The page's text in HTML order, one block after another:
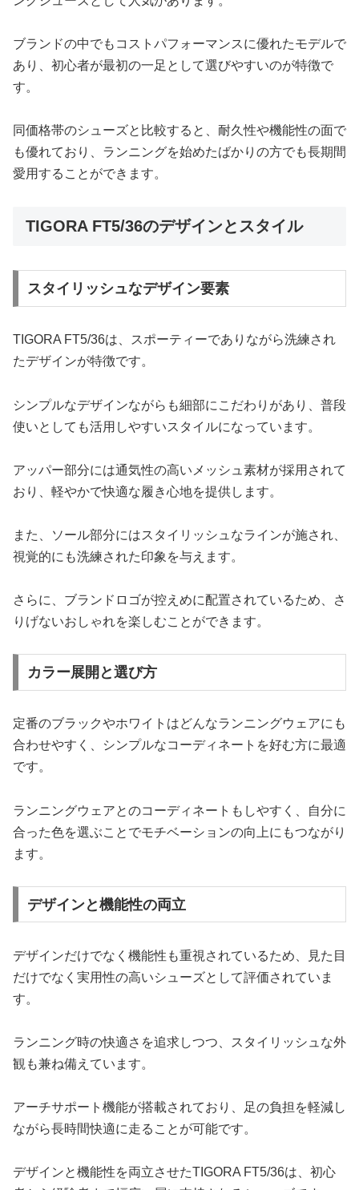
ブランドの中でもコストパフォーマンスに優れたモデルで
あり、初心者が最初の一足として選びやすいのが特徴で
す。
同価格帯のシューズと比較すると、耐久性や機能性の面で
も優れており、ランニングを始めたばかりの方でも長期間
愛用することができます。
TIGORA FT5/36のデザインとスタイル
スタイリッシュなデザイン要素
TIGORA FT5/36は、スポーティーでありながら洗練され
たデザインが特徴です。
シンプルなデザインながらも細部にこだわりがあり、普段
使いとしても活用しやすいスタイルになっています。
アッパー部分には通気性の高いメッシュ素材が採用されて
おり、軽やかで快適な履き心地を提供します。
また、ソール部分にはスタイリッシュなラインが施され、
視覚的にも洗練された印象を与えます。
さらに、ブランドロゴが控えめに配置されているため、さ
りげないおしゃれを楽しむことができます。
カラー展開と選び方
定番のブラックやホワイトはどんなランニングウェアにも
合わせやすく、シンプルなコーディネートを好む方に最適
です。
ランニングウェアとのコーディネートもしやすく、自分に
合った色を選ぶことでモチベーションの向上にもつながり
ます。
デザインと機能性の両立
デザインだけでなく機能性も重視されているため、見た目
だけでなく実用性の高いシューズとして評価されていま
す。
ランニング時の快適さを追求しつつ、スタイリッシュな外
観も兼ね備えています。
アーチサポート機能が搭載されており、足の負担を軽減し
ながら長時間快適に走ることが可能です。
デザインと機能性を両立させたTIGORA FT5/36は、初心